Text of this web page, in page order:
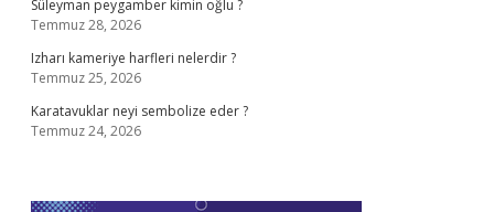
Süleyman peygamber kimin oğlu ?
Temmuz 28, 2026
Izharı kameriye harfleri nelerdir ?
Temmuz 25, 2026
Karatavuklar neyi sembolize eder ?
Temmuz 24, 2026